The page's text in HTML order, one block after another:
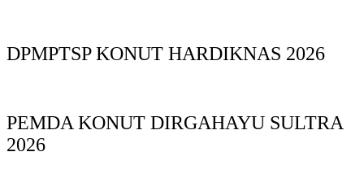
DPMPTSP KONUT HARDIKNAS 2026
PEMDA KONUT DIRGAHAYU SULTRA
2026